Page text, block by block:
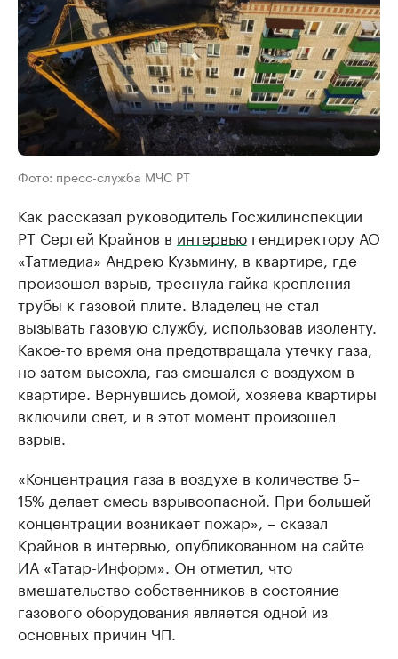
Фото: пресс-служба МЧС РТ
Как рассказал руководитель Госжилинспекции
РТ Сергей Крайнов в интервью гендиректору АО
«Татмедиа» Андрею Кузьмину, в квартире, где
произошел взрыв, треснула гайка крепления
трубы к газовой плите. Владелец не стал
вызывать газовую службу, использовав изоленту.
Какое-то время она предотвращала утечку газа,
но затем высохла, газ смешался с воздухом в
квартире. Вернувшись домой, хозяева квартиры
включили свет, и в этот момент произошел
взрыв.
«Концентрация газа в воздухе в количестве 5–
15% делает смесь взрывоопасной. При большей
концентрации возникает пожар», – сказал
Крайнов в интервью, опубликованном на сайте
ИА «Татар-Информ» . Он отметил, что
вмешательство собственников в состояние
газового оборудования является одной из
основных причин ЧП.